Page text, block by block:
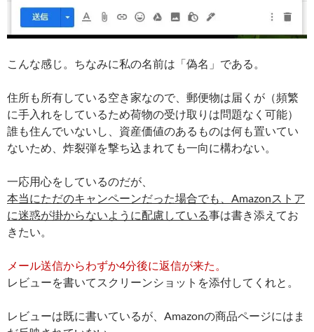
こんな感じ。ちなみに私の名前は「偽名」である。
住所も所有している空き家なので、郵便物は届くが（頻繁
に手入れをしているため荷物の受け取りは問題なく可能）
誰も住んでいないし、資産価値のあるものは何も置いてい
ないため、炸裂弾を撃ち込まれても一向に構わない。
一応用心をしているのだが、
本当にただのキャンペーンだった場合でも、Amazonストア
に迷惑が掛からないように配慮している事は書き添えてお
きたい。
メール送信からわずか4分後に返信が来た。
レビューを書いてスクリーンショットを添付してくれと。
レビューは既に書いているが、Amazonの商品ページにはま